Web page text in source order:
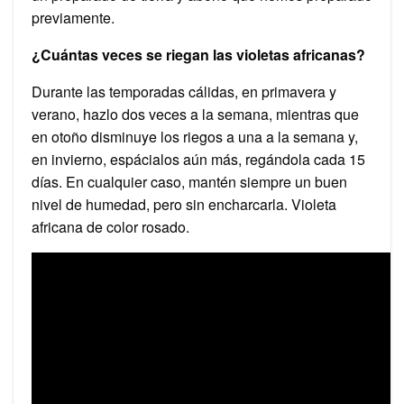
previamente.
¿Cuántas veces se riegan las violetas africanas?
Durante las temporadas cálidas, en primavera y
verano, hazlo dos veces a la semana, mientras que
en otoño disminuye los riegos a una a la semana y,
en invierno, espácialos aún más, regándola cada 15
días. En cualquier caso, mantén siempre un buen
nivel de humedad, pero sin encharcarla. Violeta
africana de color rosado.